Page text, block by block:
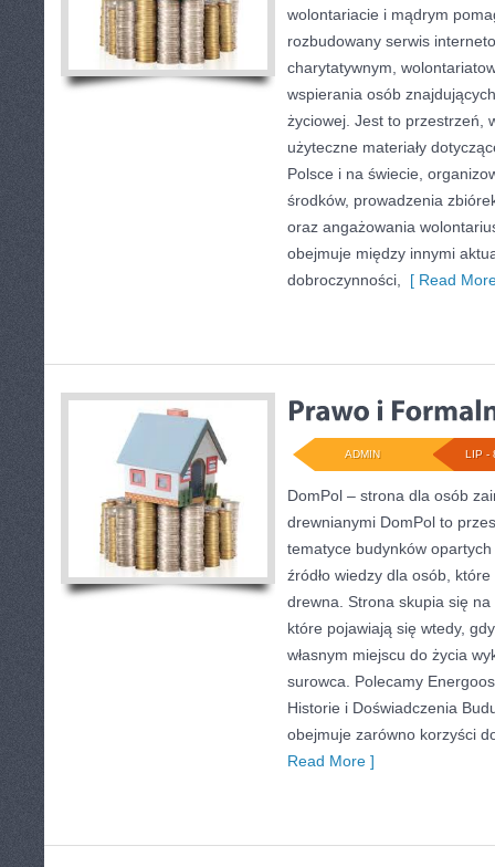
wolontariacie i mądrym
rozbudowany serwis
charytatywnym,
wspierania osób
życiowej. Jest to przestrzeń,
użyteczne materiały
Polsce i na świecie,
środków, prowadzenia
oraz angażowania
obejmuje między innymi
dobroczynności,
[ Read
LIP -
ADMIN
DomPol – strona dla osób
drewnianymi DomPol to
tematyce budynków
źródło wiedzy dla osób,
drewna. Strona skupia się
które pojawiają się wtedy,
własnym miejscu do życia
surowca. Polecamy
Historie i Doświadczenia
obejmuje zarówno korzyści
Read More ]